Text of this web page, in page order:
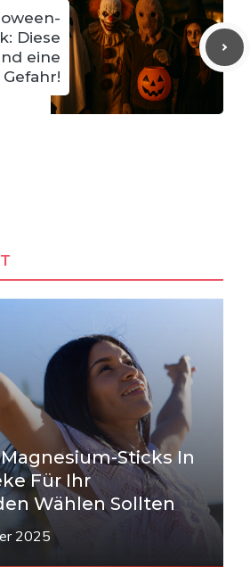
Diese
eine
Sticks In
Für Ihr
Wählen Sollten
2025